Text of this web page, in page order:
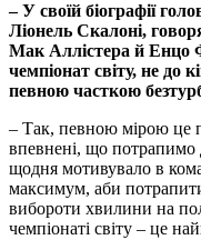
– У своїй біографії
Ліонель Скалоні,
Мак Аллістера й Енцо
чемпіонат світу, не до
певною часткою
– Так, певною мірою це
впевнені, що
щодня мотивувало в
максимум, аби
вибороти хвилини на
чемпіонаті світу – це